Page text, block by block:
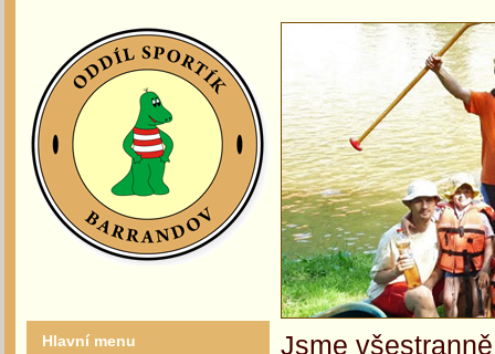
Hlavní menu
Jsme